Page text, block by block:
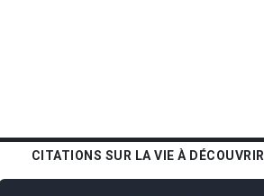
CITATIONS SUR LA VIE À DÉCOUVRIR